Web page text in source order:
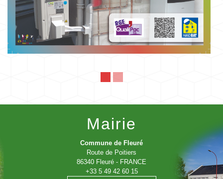
Mairie
Commune de Fleuré
Route de Poitiers
86340 Fleuré - FRANCE
+33 5 49 42 60 15